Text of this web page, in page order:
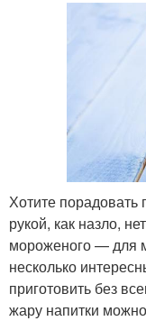
Хотите порадовать
рукой, как назло,
мороженого — для
несколько
приготовить без
жару напитки